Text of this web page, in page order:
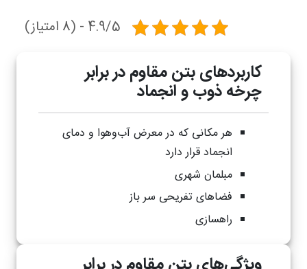
4.9/5 - (8 امتیاز)
کاربردهای بتن مقاوم در برابر
چرخه ذوب و انجماد
هر مکانی که در معرض آب‌وهوا و دمای
انجماد قرار دارد
مبلمان شهری
فضاهای تفریحی سر باز
راهسازی